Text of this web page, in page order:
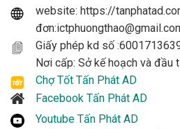
website: https://
Giấy phép kd số
Nơi cấp: Sở kế hoạch và đầu
Chợ Tốt Tấn Phát AD
Facebook Tấn Phát AD
Youtube Tấn Phát AD